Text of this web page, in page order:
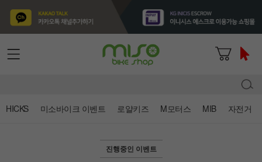
HICKS 미소바이크 이벤트 로얄키즈 M모터스 MIB 자전거
진행중인 이벤트